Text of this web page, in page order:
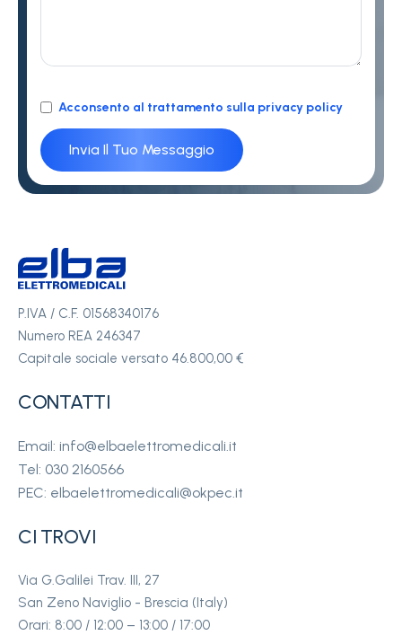
Acconsento al trattamento sulla privacy policy
P.IVA / C.F. 01568340176
Numero REA 246347
Capitale sociale versato 46.800,00 €
CONTATTI
Email: info@elbaelettromedicali.it
Tel: 030 2160566
PEC: elbaelettromedicali@okpec.it
CI TROVI
Via G.Galilei Trav. III, 27
San Zeno Naviglio - Brescia (Italy)
Orari: 8:00 / 12:00 – 13:00 / 17:00